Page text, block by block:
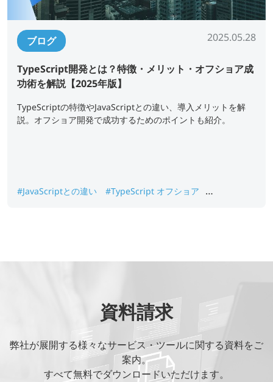
ブログ 2025.05.28
TypeScript開発とは？特徴・メリット・オフショア成
功術を解説【2025年版】
TypeScriptの特徴やJavaScriptとの違い、導入メリットを解
説。オフショア開発で成功するためのポイントも紹介。
#JavaScriptとの違い
#TypeScript オフショア
資料請求
弊社が展開する様々なサービス・ツールに関する資料をご
案内。
すべて無料でダウンロードいただけます。